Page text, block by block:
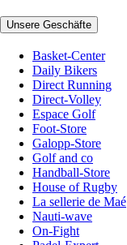
Unsere Geschäfte
Basket-Center
Daily Bikers
Direct Running
Direct-Volley
Espace Golf
Foot-Store
Galopp-Store
Golf and co
Handball-Store
House of Rugby
La sellerie de Maé
Nauti-wave
On-Fight